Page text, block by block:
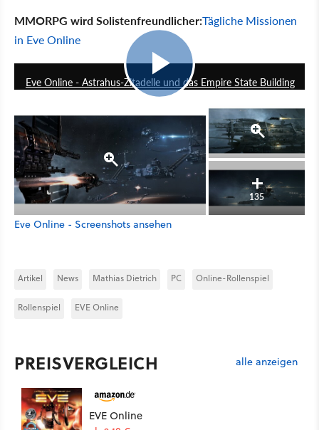
MMORPG wird Solistenfreundlicher:Tägliche Missionen
in Eve Online
Eve Online - Astrahus-Zitadelle und das Empire State Building
135
Eve Online - Screenshots ansehen
Artikel News Mathias Dietrich PC Online-Rollenspiel
Rollenspiel EVE Online
PREISVERGLEICH alle anzeigen
EVE Online